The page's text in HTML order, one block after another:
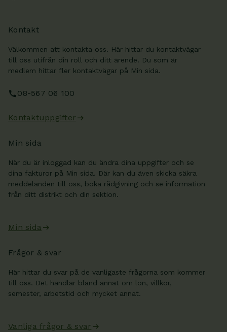
Kontakt
Välkommen att kontakta oss. Här hittar du kontaktvägar
till oss utifrån din roll och ditt ärende. Du som är
medlem hittar fler kontaktvägar på Min sida.
08-567 06 100
Kontaktuppgifter
Min sida
När du är inloggad kan du ändra dina uppgifter och se
dina fakturor på Min sida. Där kan du även skicka säkra
meddelanden till oss, boka rådgivning och se information
från ditt distrikt och din sektion.
Min sida
Frågor & svar
Här hittar du svar på de vanligaste frågorna som kommer
till oss. Det handlar bland annat om lön, villkor,
semester, arbetstid och mycket annat.
Vanliga frågor & svar